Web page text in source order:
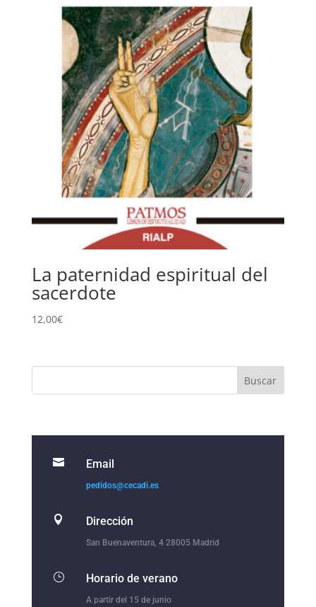
La paternidad espiritual del
sacerdote
12,00€
 Email
pedidos@cecadi.es
 Dirección
San Buenaventura, 4 28005 Madrid
} Horario de verano
A partir del 15 de junio